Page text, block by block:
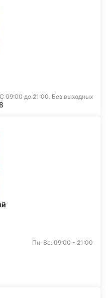
С 09:00 до 21:00. Без выходных
Пн-Вс: 09:00 - 21:00